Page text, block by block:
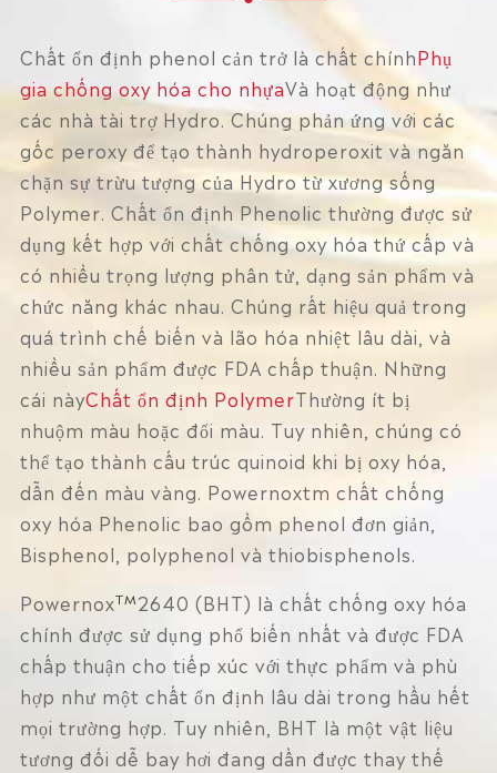
Chất ổn định phenol cản trở là chất chínhPhụ
gia chống oxy hóa cho nhựaVà hoạt động như
các nhà tài trợ Hydro. Chúng phản ứng với các
gốc peroxy để tạo thành hydroperoxit và ngăn
chặn sự trừu tượng của Hydro từ xương sống
Polymer. Chất ổn định Phenolic thường được sử
dụng kết hợp với chất chống oxy hóa thứ cấp và
có nhiều trọng lượng phân tử, dạng sản phẩm và
chức năng khác nhau. Chúng rất hiệu quả trong
quá trình chế biến và lão hóa nhiệt lâu dài, và
nhiều sản phẩm được FDA chấp thuận. Những
cái nàyChất ổn định PolymerThường ít bị
nhuộm màu hoặc đổi màu. Tuy nhiên, chúng có
thể tạo thành cấu trúc quinoid khi bị oxy hóa,
dẫn đến màu vàng. Powernoxtm chất chống
oxy hóa Phenolic bao gồm phenol đơn giản,
Bisphenol, polyphenol và thiobisphenols.
PowernoxTM2640 (BHT) là chất chống oxy hóa
chính được sử dụng phổ biến nhất và được FDA
chấp thuận cho tiếp xúc với thực phẩm và phù
hợp như một chất ổn định lâu dài trong hầu hết
mọi trường hợp. Tuy nhiên, BHT là một vật liệu
tương đối dễ bay hơi đang dần được thay thế